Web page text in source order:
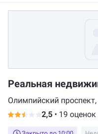
Реальная
Олимпийский
2,5 • 19 оценок